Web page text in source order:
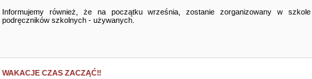
Informujemy również, że na początku września, zostanie zorganizowany w
podręczników szkolnych - używanych.
WAKACJE CZAS ZACZĄĆ‼️